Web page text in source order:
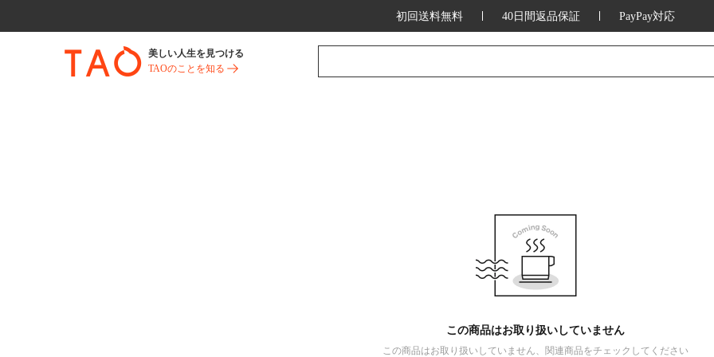
初回送料無料 40日間返品保証 PayPay対応
美しい人生を見つける
TAOのことを知る
この商品はお取り扱いしていません
この商品はお取り扱いしていません、関連商品をチェックしてください